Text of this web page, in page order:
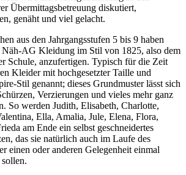
Übermittagsbetreuung diskutiert,
genäht und viel gelacht.
aus den Jahrgangsstufen 5 bis 9 haben
Näh-AG Kleidung im Stil von 1825, also dem
Schule, anzufertigen. Typisch für die Zeit
Kleider mit hochgesetzter Taille und
Stil genannt; dieses Grundmuster lässt sich
Verzierungen und vieles mehr ganz
So werden Judith, Elisabeth, Charlotte,
Ella, Amalia, Jule, Elena, Flora,
am Ende ein selbst geschneidertes
das sie natürlich auch im Laufe des
einen oder anderen Gelegenheit einmal